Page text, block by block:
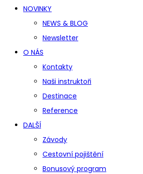
NOVINKY
NEWS & BLOG
Newsletter
O NÁS
Kontakty
Naši instruktoři
Destinace
Reference
DALŠÍ
Závody
Cestovní pojištění
Bonusový program